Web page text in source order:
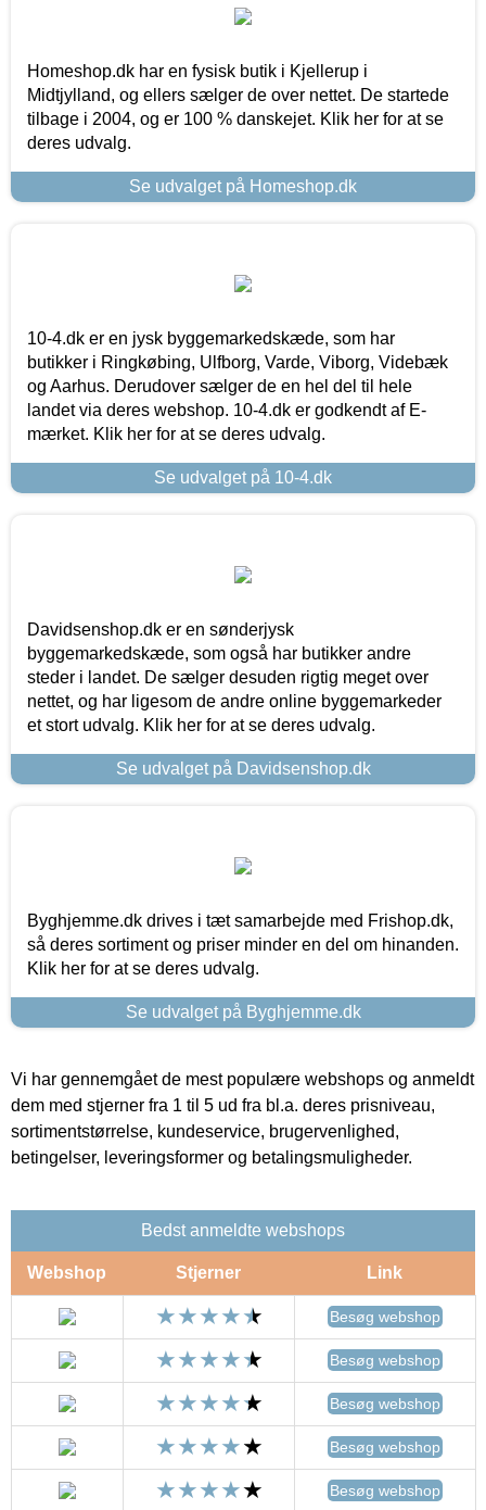
Homeshop.dk har en fysisk butik i Kjellerup i
Midtjylland, og ellers sælger de over nettet. De startede
tilbage i 2004, og er 100 % danskejet. Klik her for at se
deres udvalg.
Se udvalget på Homeshop.dk
10-4.dk er en jysk byggemarkedskæde, som har
butikker i Ringkøbing, Ulfborg, Varde, Viborg, Videbæk
og Aarhus. Derudover sælger de en hel del til hele
landet via deres webshop. 10-4.dk er godkendt af E-
mærket. Klik her for at se deres udvalg.
Se udvalget på 10-4.dk
Davidsenshop.dk er en sønderjysk
byggemarkedskæde, som også har butikker andre
steder i landet. De sælger desuden rigtig meget over
nettet, og har ligesom de andre online byggemarkeder
et stort udvalg. Klik her for at se deres udvalg.
Se udvalget på Davidsenshop.dk
Byghjemme.dk drives i tæt samarbejde med Frishop.dk,
så deres sortiment og priser minder en del om hinanden.
Klik her for at se deres udvalg.
Se udvalget på Byghjemme.dk
Vi har gennemgået de mest populære webshops og anmeldt
dem med stjerner fra 1 til 5 ud fra bl.a. deres prisniveau,
sortimentstørrelse, kundeservice, brugervenlighed,
betingelser, leveringsformer og betalingsmuligheder.
Bedst anmeldte webshops
Webshop Stjerner Link
Besøg webshop
Besøg webshop
Besøg webshop
Besøg webshop
Besøg webshop